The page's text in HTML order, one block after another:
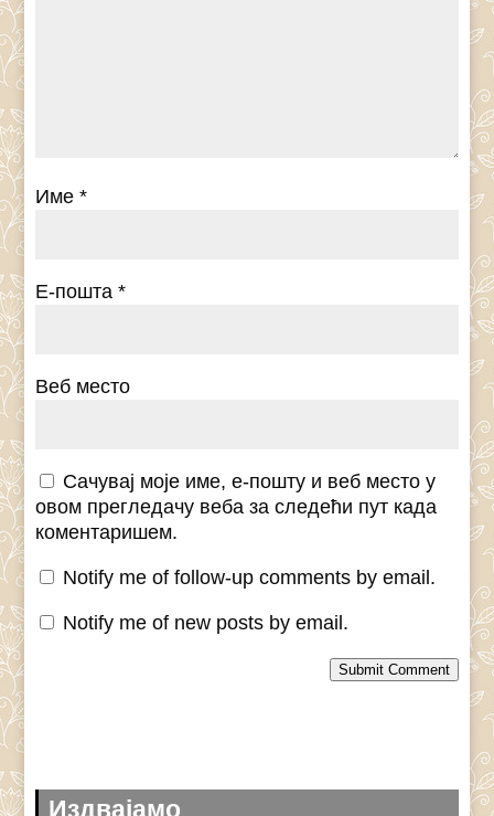
Име*
Е-пошта*
Веб место
Сачувај моје име, е-пошту и веб место у
овом прегледачу веба за следећи пут када
коментаришем.
Notify me of follow-up comments by email.
Notify me of new posts by email.
Submit Comment
Издвајамо